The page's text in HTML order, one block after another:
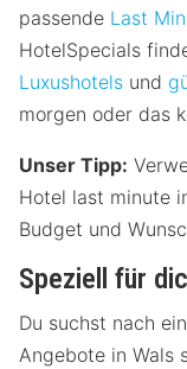
passende Last
HotelSpecials
Luxushotels und
morgen oder das
Unser Tipp:
Hotel last minute
Budget und
Speziell für
Du suchst nach
Angebote in Wals